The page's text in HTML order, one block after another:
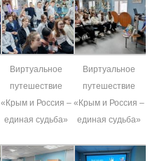
Виртуальное
путешествие
«Крым и Россия –
единая судьба»
Виртуальное
путешествие
«Крым и Россия –
единая судьба»